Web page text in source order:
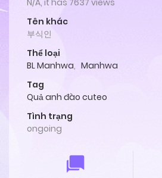
N/A, it has 7637 views
Tên khác
부식인
Thể loại
BL Manhwa, Manhwa
Tag
Quả anh đào cuteo
Tình trạng
ongoing